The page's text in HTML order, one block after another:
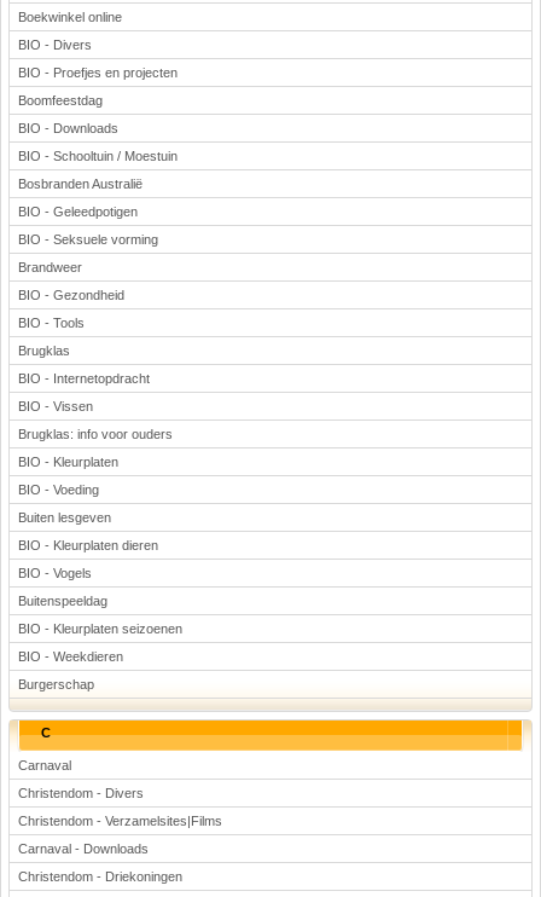
Boekwinkel online
BIO - Divers
BIO - Proefjes en projecten
Boomfeestdag
BIO - Downloads
BIO - Schooltuin / Moestuin
Bosbranden Australië
BIO - Geleedpotigen
BIO - Seksuele vorming
Brandweer
BIO - Gezondheid
BIO - Tools
Brugklas
BIO - Internetopdracht
BIO - Vissen
Brugklas: info voor ouders
BIO - Kleurplaten
BIO - Voeding
Buiten lesgeven
BIO - Kleurplaten dieren
BIO - Vogels
Buitenspeeldag
BIO - Kleurplaten seizoenen
BIO - Weekdieren
Burgerschap
C
Carnaval
Christendom - Divers
Christendom - Verzamelsites|Films
Carnaval - Downloads
Christendom - Driekoningen